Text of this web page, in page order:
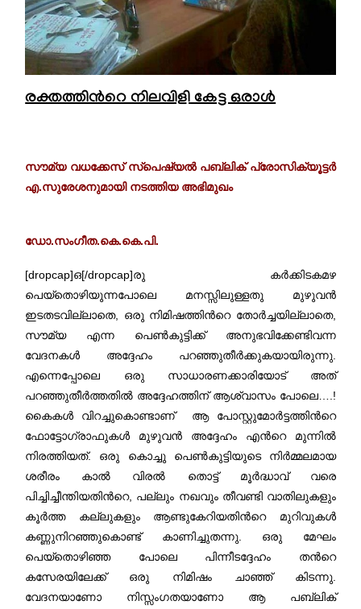
രക്തത്തിന്‍റെ നിലവിളി കേട്ട ഒരാൾ
സൗമ്യ വധക്കേസ് സ്പെഷ്യൽ പബ്ലിക് പ്രോസിക്യൂട്ടർ
എ.സുരേശനുമായി നടത്തിയ അഭിമുഖം
ഡോ.സംഗീത.കെ.കെ.പി.
[dropcap]ഒ[/dropcap]രു കർക്കിടകമഴ
പെയ്തൊഴിയുന്നപോലെ മനസ്സിലുള്ളതു മുഴുവൻ
ഇടതടവില്ലാതെ, ഒരു നിമിഷത്തിന്‍റെ തോർച്ചയില്ലാതെ,
സൗമ്യ എന്ന പെൺകുട്ടിക്ക് അനുഭവിക്കേണ്ടിവന്ന
വേദനകൾ അദ്ദേഹം പറഞ്ഞുതീർക്കുകയായിരുന്നു.
എന്നെപ്പോലെ ഒരു സാധാരണക്കാരിയോട് അത്
പറഞ്ഞുതീർത്തതിൽ അദ്ദേഹത്തിന് ആശ്വാസം പോലെ….!
കൈകൾ വിറച്ചുകൊണ്ടാണ് ആ പോസ്റ്റുമോർട്ടത്തിന്‍റെ
ഫോട്ടോഗ്രാഫുകൾ മുഴുവൻ അദ്ദേഹം എന്‍റെ മുന്നിൽ
നിരത്തിയത്. ഒരു കൊച്ചു പെൺകുട്ടിയുടെ നിർമ്മലമായ
ശരീരം കാൽ വിരൽ തൊട്ട് മൂർദ്ധാവ് വരെ
പിച്ചിച്ചീന്തിയതിന്‍റെ, പല്ലും നഖവും തീവണ്ടി വാതിലുകളും
കൂർത്ത കല്ലുകളും ആണ്ടുകേറിയതിന്‍റെ മുറിവുകൾ
കണ്ണുനിറഞ്ഞുകൊണ്ട് കാണിച്ചുതന്നു. ഒരു മേഘം
പെയ്തൊഴിഞ്ഞ പോലെ പിന്നീടദ്ദേഹം തന്‍റെ
കസേരയിലേക്ക് ഒരു നിമിഷം ചാഞ്ഞ് കിടന്നു.
വേദനയാണോ നിസ്സംഗതയാണോ ആ പബ്ലിക്